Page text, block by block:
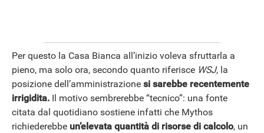
Per questo la Casa Bianca all’inizio voleva sfruttarla a
pieno, ma solo ora, secondo quanto riferisce WSJ, la
posizione dell’amministrazione si sarebbe recentemente
irrigidita. Il motivo sembrerebbe “tecnico”: una fonte
citata dal quotidiano sostiene infatti che Mythos
richiederebbe un’elevata quantità di risorse di calcolo, un